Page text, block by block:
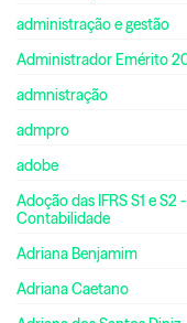
administração e gestão
Administrador Emérito
admnistração
admpro
adobe
Adoção das IFRS S1 e
Contabilidade
Adriana Benjamim
Adriana Caetano